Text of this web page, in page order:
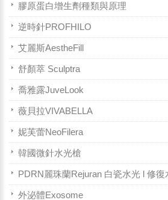
膠原蛋白增生劑種類與原理
逆時針PROFHILO
艾麗斯AestheFill
舒顏萃 Sculptra
喬雅露JuveLook
薇貝拉VIVABELLA
妮芙蕾NeoFilera
韓國微針水光槍
PDRN麗珠蘭Rejuran 白瓷水光 l 修復
外泌體Exosome